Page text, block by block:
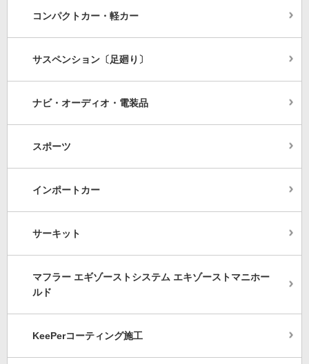
コンパクトカー・軽カー
サスペンション〔足廻り〕
ナビ・オーディオ・電装品
スポーツ
インポートカー
サーキット
マフラー エギゾーストシステム エキゾーストマニホー
ルド
KeePerコーティング施工